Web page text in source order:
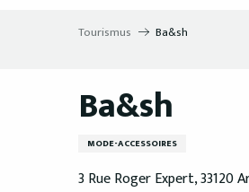
Tourismus Ba&sh
Ba&sh
MODE-ACCESSOIRES
3 Rue Roger Expert, 33120